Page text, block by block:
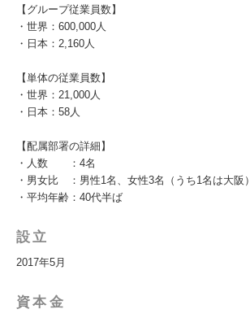
【グループ従業員数】
・世界：600,000人
・日本：2,160人
【単体の従業員数】
・世界：21,000人
・日本：58人
【配属部署の詳細】
・人数 ：4名
・男女比 ：男性1名、女性3名（うち1名は大阪）
・平均年齢：40代半ば
設立
2017年5月
資本金